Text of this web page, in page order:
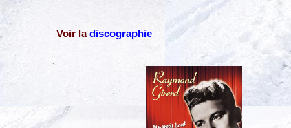
Voir ladiscographie